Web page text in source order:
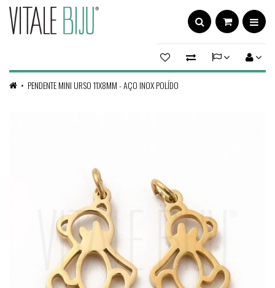
PENDENTE MINI URSO 11X8MM - AÇO INOX POLÍDO